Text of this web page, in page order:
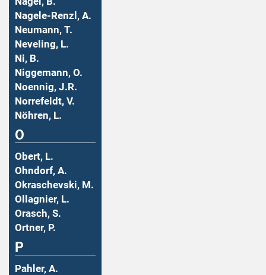
Nagele-Renzl, A.
Neumann, T.
Neveling, L.
Ni, B.
Niggemann, O.
Noennig, J.R.
Norrefeldt, V.
Nöhren, L.
O
Obert, L.
Ohndorf, A.
Okraschevski, M.
Ollagnier, L.
Orasch, S.
Ortner, P.
P
Pahler, A.